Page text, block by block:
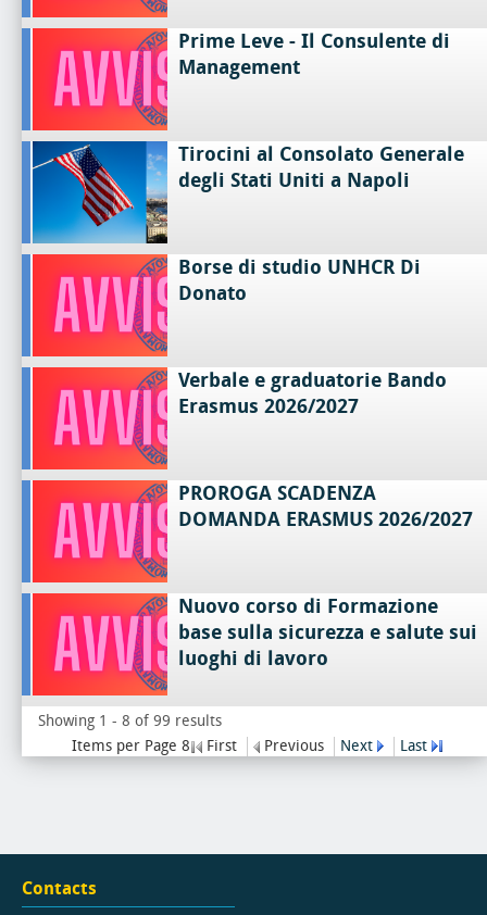
Prime Leve - Il Consulente di
Management
Tirocini al Consolato Generale
degli Stati Uniti a Napoli
Borse di studio UNHCR Di
Donato
Verbale e graduatorie Bando
Erasmus 2026/2027
PROROGA SCADENZA
DOMANDA ERASMUS 2026/2027
Nuovo corso di Formazione
base sulla sicurezza e salute sui
luoghi di lavoro
Showing 1 - 8 of 99 results
Items per Page 8
First Previous Next Last
Contacts